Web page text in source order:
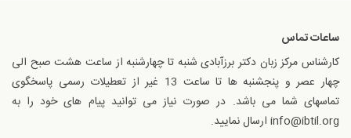
ساعات تماس
کارشناس مرکز زبان دکتر برزآبادی شنبه تا چهارشنبه از ساعت هشت صبح الی
چهار عصر و پنجشنبه ها تا ساعت 13 غیر از تعطیلات رسمی پاسخگوی
تماسهای شما می باشد. در صورت نیاز می توانید پیام های خود را به
info@ibtil.org ارسال نمایید.